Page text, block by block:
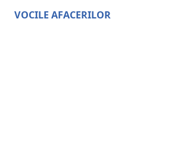
VOCILE AFACERILOR